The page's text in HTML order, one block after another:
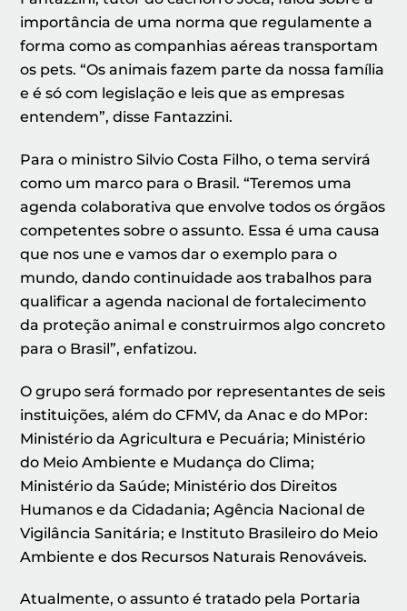
importância de uma norma que regulamente a
forma como as companhias aéreas transportam
os pets. “Os animais fazem parte da nossa família
e é só com legislação e leis que as empresas
entendem”, disse Fantazzini.
Para o ministro Silvio Costa Filho, o tema servirá
como um marco para o Brasil. “Teremos uma
agenda colaborativa que envolve todos os órgãos
competentes sobre o assunto. Essa é uma causa
que nos une e vamos dar o exemplo para o
mundo, dando continuidade aos trabalhos para
qualificar a agenda nacional de fortalecimento
da proteção animal e construirmos algo concreto
para o Brasil”, enfatizou.
O grupo será formado por representantes de seis
instituições, além do CFMV, da Anac e do MPor:
Ministério da Agricultura e Pecuária; Ministério
do Meio Ambiente e Mudança do Clima;
Ministério da Saúde; Ministério dos Direitos
Humanos e da Cidadania; Agência Nacional de
Vigilância Sanitária; e Instituto Brasileiro do Meio
Ambiente e dos Recursos Naturais Renováveis.
Atualmente, o assunto é tratado pela Portaria